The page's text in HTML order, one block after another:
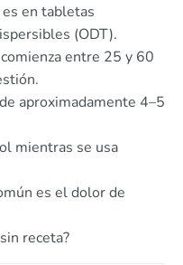
en tabletas
(ODT).
entre 25 y 60
aproximadamente 4–5
mientras se usa
es el dolor de
receta?